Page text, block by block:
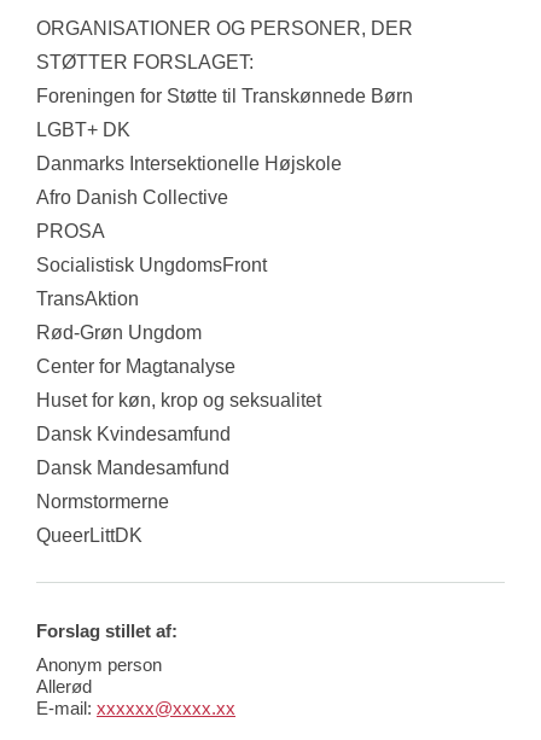
ORGANISATIONER OG PERSONER, DER
STØTTER FORSLAGET:
Foreningen for Støtte til Transkønnede Børn
LGBT+ DK
Danmarks Intersektionelle Højskole
Afro Danish Collective
PROSA
Socialistisk UngdomsFront
TransAktion
Rød-Grøn Ungdom
Center for Magtanalyse
Huset for køn, krop og seksualitet
Dansk Kvindesamfund
Dansk Mandesamfund
Normstormerne
QueerLittDK
Forslag stillet af:
Anonym person
Allerød
E-mail: xxxxxx@xxxx.xx